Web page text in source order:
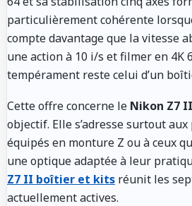
particulièrement cohérente
compte davantage que la vitesse
une action à 10 i/s et filmer en 4K
tempérament reste celui d’un
Cette offre concerne le Nikon Z7
objectif. Elle s’adresse surtout
équipés en monture Z ou à ceux
une optique adaptée à leur
Z7 II boîtier et kits réunit les
actuellement actives.